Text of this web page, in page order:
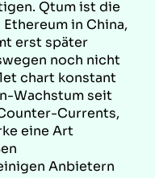
Qtum ist die
in China,
erst später
noch nicht
chart konstant
Wachstum seit
Currents,
eine Art
Anbietern